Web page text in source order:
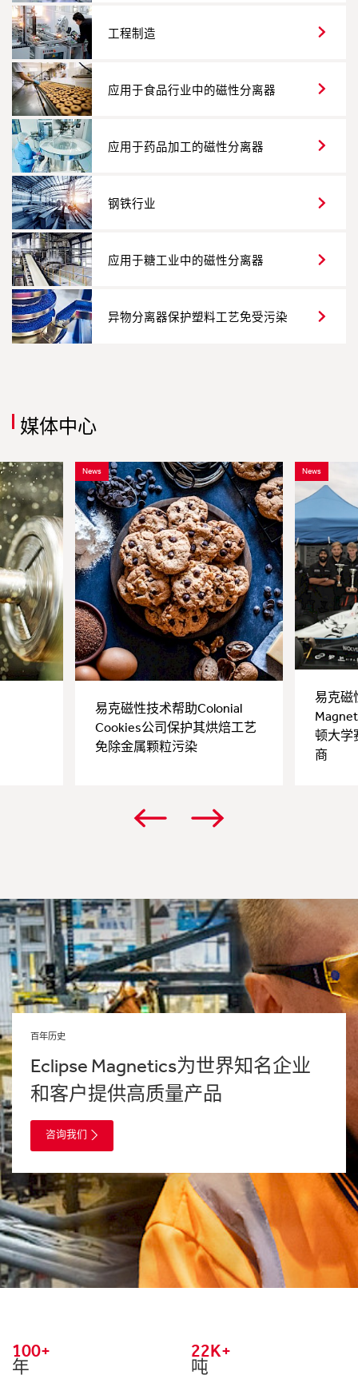
工程制造
应用于食品行业中的磁性分离器
应用于药品加工的磁性分离器
钢铁行业
应用于糖工业中的磁性分离器
异物分离器保护塑料工艺免受污染
媒体中心
News
易克磁性技术帮助Colonial
Cookies公司保护其烘焙工艺
免除金属颗粒污染
News
易克磁
顿大学
商
百年历史
Eclipse Magnetics为世界知名企业
和客户提供高质量产品
咨询我们
100+
年
22K+
吨